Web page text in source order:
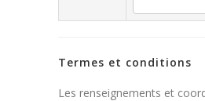
Termes et conditions
Les renseignements et